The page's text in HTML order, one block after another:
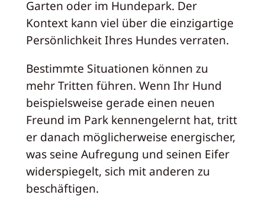
Garten oder im Hundepark. Der
Kontext kann viel über die einzigartige
Persönlichkeit Ihres Hundes verraten.
Bestimmte Situationen können zu
mehr Tritten führen. Wenn Ihr Hund
beispielsweise gerade einen neuen
Freund im Park kennengelernt hat, tritt
er danach möglicherweise energischer,
was seine Aufregung und seinen Eifer
widerspiegelt, sich mit anderen zu
beschäftigen.